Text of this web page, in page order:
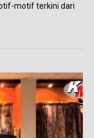
motif terkini dari